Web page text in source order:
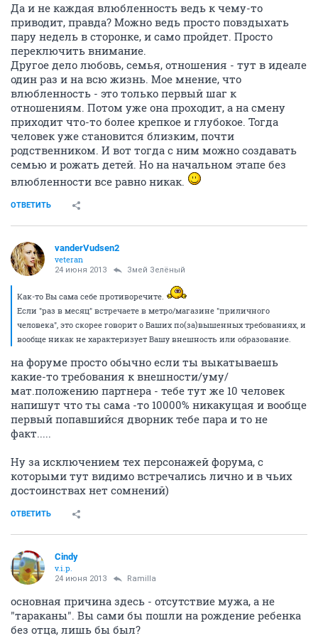
Да и не каждая влюбленность ведь к чему-то
приводит, правда? Можно ведь просто повздыхать
пару недель в сторонке, и само пройдет. Просто
переключить внимание.
Другое дело любовь, семья, отношения - тут в идеале
один раз и на всю жизнь. Мое мнение, что
влюбленность - это только первый шаг к
отношениям. Потом уже она проходит, а на смену
приходит что-то более крепкое и глубокое. Тогда
человек уже становится близким, почти
родственником. И вот тогда с ним можно создавать
семью и рожать детей. Но на начальном этапе без
влюбленности все равно никак.
ОТВЕТИТЬ
vanderVudsen2
veteran
24 июня 2013 Змей Зелёный
Как-то Вы сама себе противоречите.
Если "раз в месяц" встречаете в метро/магазине "приличного
человека", это скорее говорит о Ваших по(за)вышенных требованиях, и
вообще никак не характеризует Вашу внешность или образование.
на форуме просто обычно если ты выкатываешь
какие-то требования к внешности/уму/
мат.положению партнера - тебе тут же 10 человек
напишут что ты сама -то 10000% никакущая и вообще
первый попавшийся дворник тебе пара и то не
факт.....
Ну за исключением тех персонажей форума, с
которыми тут видимо встречались лично и в чьих
достоинствах нет сомнений)
ОТВЕТИТЬ
Cindy
v.i.p.
24 июня 2013 Ramilla
основная причина здесь - отсутствие мужа, а не
"тараканы". Вы сами бы пошли на рождение ребенка
без отца, лишь бы был?